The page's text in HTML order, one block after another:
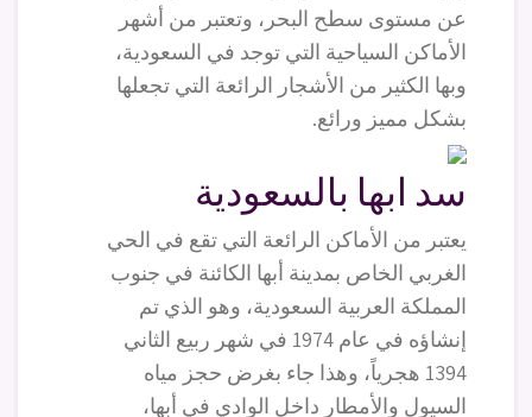
عن مستوى سطح البحر، وتعتبر من أشهر
الأماكن السياحية التي توجد في السعودية،
وبها الكثير من الأشجار الرائعة التي تجعلها
بشكل مميز ورائع.
سد ابها بالسعودية
يعتبر من الأماكن الرائعة التي تقع في الحي
الغربي الخاص بمدينة أبها الكائنة في جنوب
المملكة العربية السعودية، وهو الذي تم
إنشاؤه في عام 1974 في شهر ربيع الثاني
1394 هجرياً، وهذا جاء بغرض حجز مياه
السيول والأمطار داخل الوادي في أبها،